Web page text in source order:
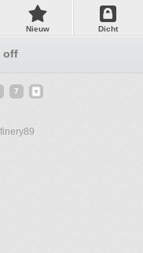
Nieuw Dicht
off
7